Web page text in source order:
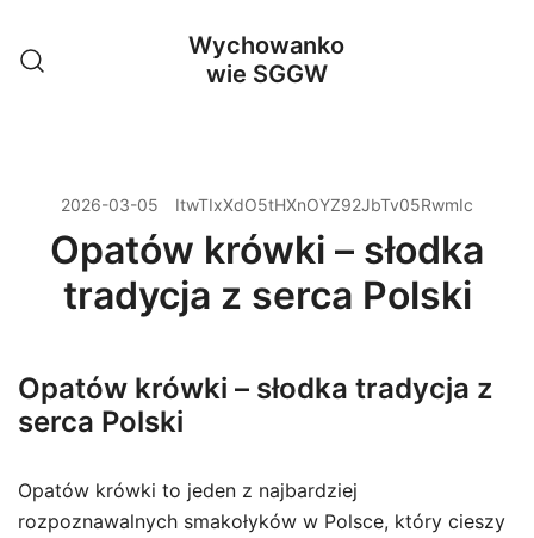
treści
Wychowanko
wie SGGW
2026-03-05 ItwTIxXdO5tHXnOYZ92JbTv05RwmIc
Opatów krówki – słodka
tradycja z serca Polski
Opatów krówki – słodka tradycja z
serca Polski
Opatów krówki to jeden z najbardziej
rozpoznawalnych smakołyków w Polsce, który cieszy